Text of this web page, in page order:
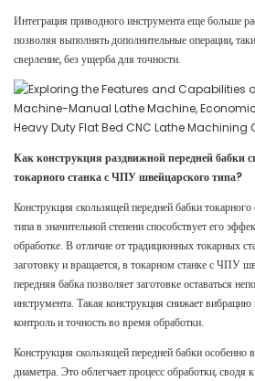
Интеграция приводного инструмента еще больше
позволяя выполнять дополнительные операции,
сверление, без ущерба для точности.
Как конструкция раздвижной передней бабки
токарного станка с ЧПУ швейцарского типа?
Конструкция скользящей передней бабки
типа в значительной степени способствует его
обработке. В отличие от традиционных токарных
заготовку и вращается, в токарном станке с ЧПУ
передняя бабка позволяет заготовке оставаться
инструмента. Такая конструкция снижает
контроль и точность во время обработки.
Конструкция скользящей передней бабки особенно
диаметра. Это облегчает процесс обработки,